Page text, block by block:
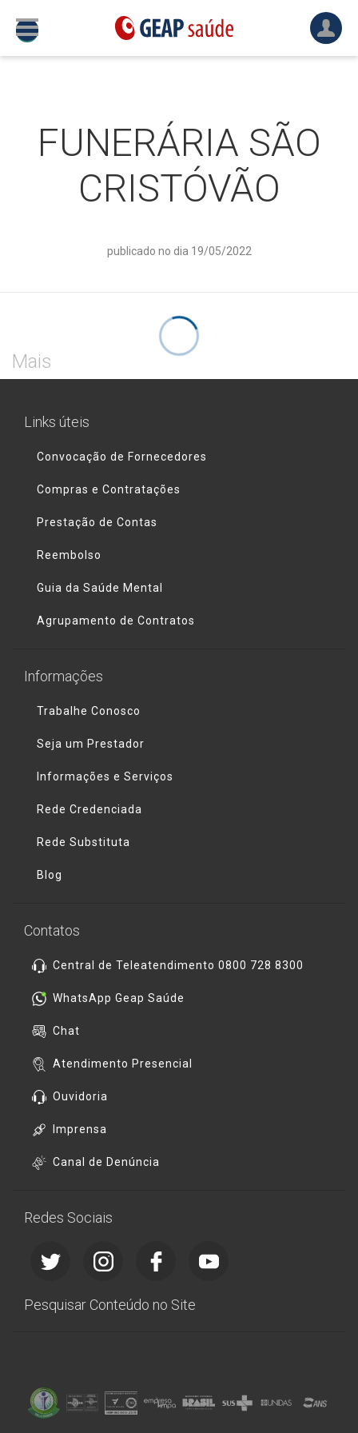
FUNERÁRIA SÃO
CRISTÓVÃO
publicado no dia 19/05/2022
Mais
Links úteis
Convocação de Fornecedores
Compras e Contratações
Prestação de Contas
Reembolso
Guia da Saúde Mental
Agrupamento de Contratos
Informações
Trabalhe Conosco
Seja um Prestador
Informações e Serviços
Rede Credenciada
Rede Substituta
Blog
Contatos
Central de Teleatendimento 0800 728 8300
WhatsApp Geap Saúde
Chat
Atendimento Presencial
Ouvidoria
Imprensa
Canal de Denúncia
Redes Sociais
Pesquisar Conteúdo no Site